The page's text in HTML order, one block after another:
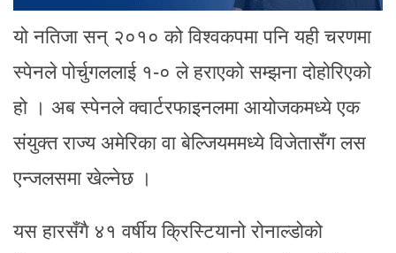
यो नतिजा सन् २०१० को विश्वकपमा पनि यही चरणमा
स्पेनले पोर्चुगललाई १-० ले हराएको सम्झना दोहोरिएको
हो । अब स्पेनले क्वार्टरफाइनलमा आयोजकमध्ये एक
संयुक्त राज्य अमेरिका वा बेल्जियममध्ये विजेतासँग लस
एन्जलसमा खेल्नेछ ।
यस हारसँगै ४१ वर्षीय क्रिस्टियानो रोनाल्डोको